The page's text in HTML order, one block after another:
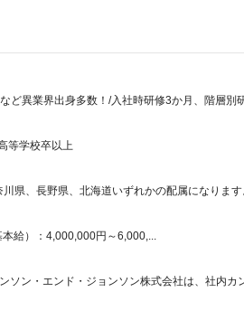
ど異業界出身多数！/入社時研修3か月、階層別
等学校卒以上
県、長野県、北海道いずれかの配属になります
給）：4,000,000円～6,000,...
ン・エンド・ジョンソン株式会社は、社内カン